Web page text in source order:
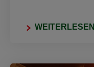
WEITERLESEN